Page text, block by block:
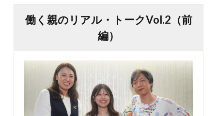
働く親のリアル・トークVol.2（前
編）